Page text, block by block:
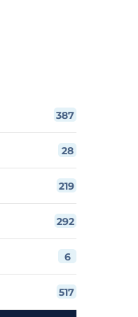
387
28
219
292
6
517